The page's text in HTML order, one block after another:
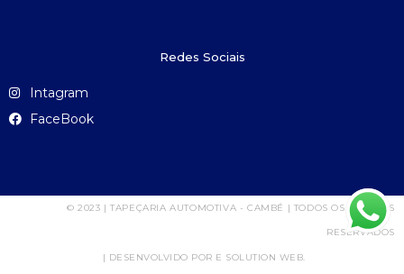
Redes Sociais
Intagram
FaceBook
© 2023 | TAPEÇARIA AUTOMOTIVA - CAMBÉ | TODOS OS DIREITOS
RESERVADOS
| DESENVOLVIDO POR E SOLUTION WEB.